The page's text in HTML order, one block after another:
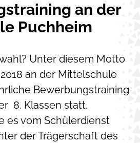
an der
Puchheim
Unter diesem Motto
an der Mittelschule
Bewerbungstraining
8. Klassen statt.
es vom Schülerdienst
der Trägerschaft des